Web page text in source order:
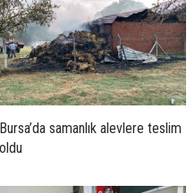
Bursa’da samanlık alevlere teslim
oldu